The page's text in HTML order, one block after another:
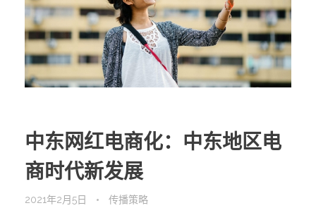
联系我们
中东网红电商化：中东地区电
商时代新发展
2021年2月5日 传播策略